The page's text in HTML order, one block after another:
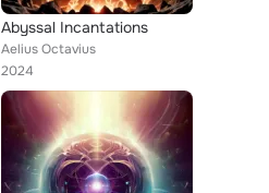
Abyssal Incantations
Aelius Octavius
2024